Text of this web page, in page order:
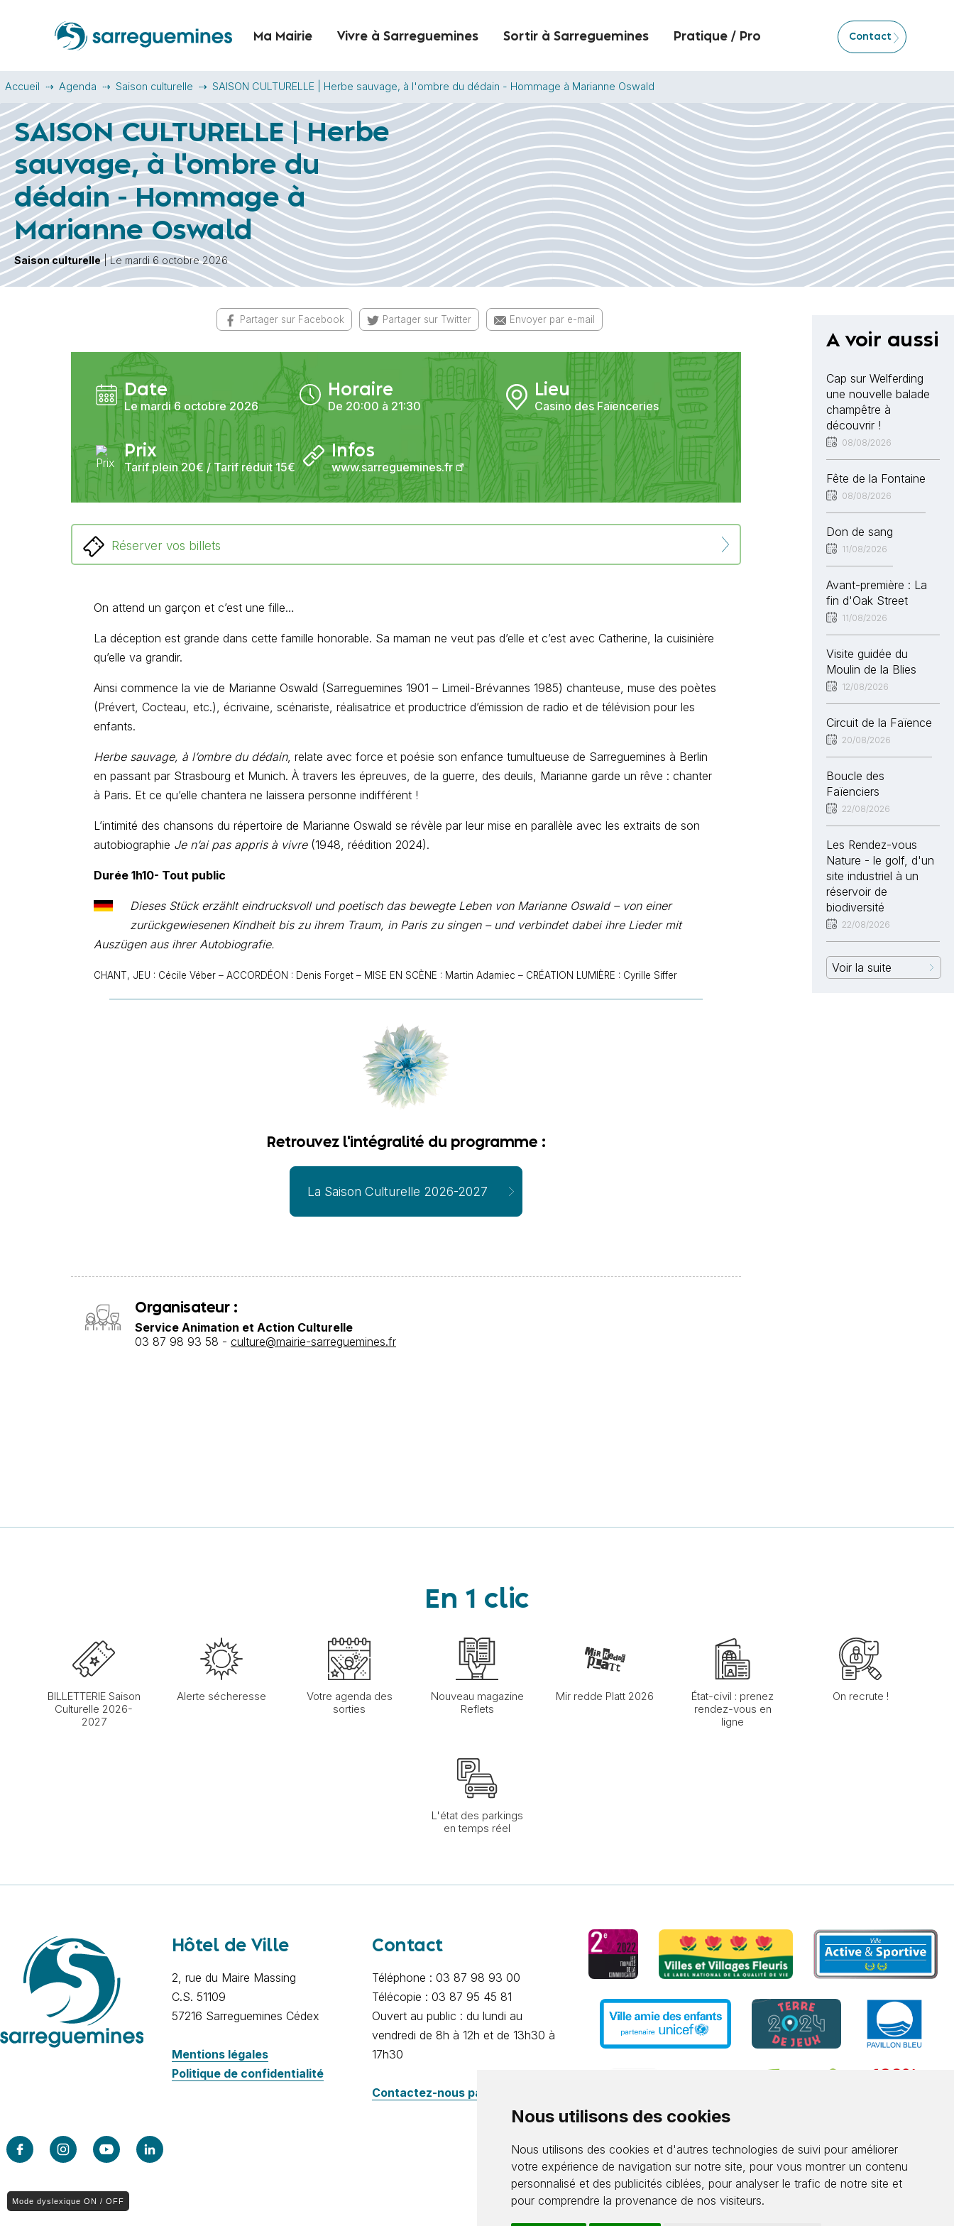
Nous utilisons des cookies
Nous utilisons des cookies et d'autres technologies de suivi pour améliorer
votre expérience de navigation sur notre site, pour vous montrer un contenu
personnalisé et des publicités ciblées, pour analyser le trafic de notre site et
pour comprendre la provenance de nos visiteurs.
Ma Mairie Vivre à Sarreguemines Sortir à Sarreguemines Pratique / Pro Contact
Accueil Agenda Saison culturelle SAISON CULTURELLE | Herbe sauvage, à l'ombre du dédain - Hommage à Marianne Oswald
SAISON CULTURELLE | Herbe
sauvage, à l'ombre du
dédain - Hommage à
Marianne Oswald
Saison culturelle| Le mardi 6 octobre 2026
Partager sur Facebook Partager sur Twitter Envoyer par e-mail
Date
Le mardi 6 octobre 2026
Horaire
De 20:00 à 21:30
Lieu
Casino des Faïenceries
Prix
Tarif plein 20€ / Tarif réduit 15€
Infos
www.sarreguemines.fr
Réserver vos billets
On attend un garçon et c’est une fille…
La déception est grande dans cette famille honorable. Sa maman ne veut pas d’elle et c’est avec Catherine, la cuisinière
qu’elle va grandir.
Ainsi commence la vie de Marianne Oswald (Sarreguemines 1901 – Limeil-Brévannes 1985) chanteuse, muse des poètes
(Prévert, Cocteau, etc.), écrivaine, scénariste, réalisatrice et productrice d’émission de radio et de télévision pour les
enfants.
Herbe sauvage, à l’ombre du dédain, relate avec force et poésie son enfance tumultueuse de Sarreguemines à Berlin
en passant par Strasbourg et Munich. À travers les épreuves, de la guerre, des deuils, Marianne garde un rêve : chanter
à Paris. Et ce qu’elle chantera ne laissera personne indifférent !
L’intimité des chansons du répertoire de Marianne Oswald se révèle par leur mise en parallèle avec les extraits de son
autobiographie Je n’ai pas appris à vivre(1948, réédition 2024).
Durée 1h10- Tout public
Dieses Stück erzählt eindrucksvoll und poetisch das bewegte Leben von Marianne Oswald – von einer
zurückgewiesenen Kindheit bis zu ihrem Traum, in Paris zu singen – und verbindet dabei ihre Lieder mit
Auszügen aus ihrer Autobiografie.
CHANT, JEU : Cécile Véber – ACCORDÉON : Denis Forget – MISE EN SCÈNE : Martin Adamiec – CRÉATION LUMIÈRE : Cyrille Siffer
Retrouvez l'intégralité du programme :
La Saison Culturelle 2026-2027
Organisateur :
Service Animation et Action Culturelle
03 87 98 93 58 - culture@mairie-sarreguemines.fr
A voir aussi
Cap sur Welferding
une nouvelle balade
champêtre à
découvrir !
08/08/2026
Fête de la Fontaine
08/08/2026
Don de sang
11/08/2026
Avant-première : La
fin d'Oak Street
11/08/2026
Visite guidée du
Moulin de la Blies
12/08/2026
Circuit de la Faïence
20/08/2026
Boucle des
Faïenciers
22/08/2026
Les Rendez-vous
Nature - le golf, d'un
site industriel à un
réservoir de
biodiversité
22/08/2026
Voir la suite
En 1 clic
BILLETTERIE Saison
Culturelle 2026-
2027
Alerte sécheresse
Votre agenda des
sorties
Nouveau magazine
Reflets
Mir redde Platt 2026
État-civil : prenez
rendez-vous en
ligne
On recrute !
L'état des parkings
en temps réel
Hôtel de Ville
2, rue du Maire Massing
C.S. 51109
57216 Sarreguemines Cédex
Mentions légales
Politique de confidentialité
Contact
Téléphone : 03 87 98 93 00
Télécopie : 03 87 95 45 81
Ouvert au public : du lundi au
vendredi de 8h à 12h et de 13h30 à
17h30
Contactez-nous par e-mail
Mode dyslexique ON / OFF